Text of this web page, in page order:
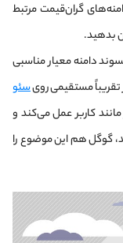
گران‌قیمت مرتبط
بدهید.
دامنه معیار مناسبی
تقریباً مستقیمی رویسئو
کاربر عمل می‌کند و
گوگل هم این موضوع را